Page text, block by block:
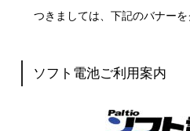
つきましては、下記のバナーを
ソフト電池ご利用案内